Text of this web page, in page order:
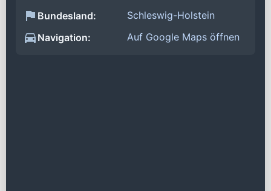
Bundesland:
Schleswig-Holstein
Navigation:
Auf Google Maps öffnen